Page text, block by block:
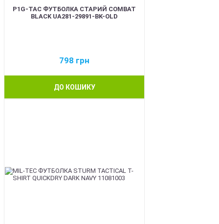
P1G-TAC ФУТБОЛКА СТАРИЙ COMBAT
BLACK UA281-29891-BK-OLD
798 грн
ДО КОШИКУ